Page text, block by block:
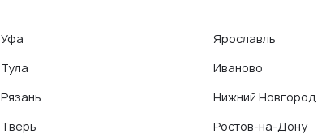
Уфа
Тула
Рязань
Тверь
Ярославль
Иваново
Нижний Новгород
Ростов-на-Дону